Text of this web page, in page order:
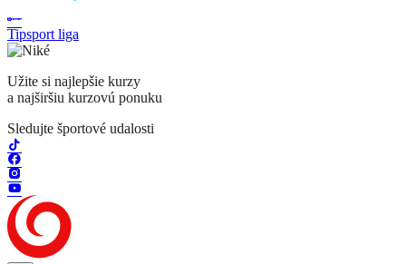
Tipsport liga
Užite si najlepšie kurzy
a najširšiu kurzovú ponuku
Sledujte športové udalosti